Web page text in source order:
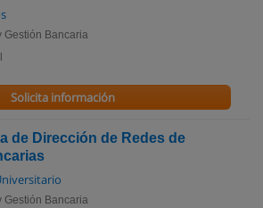
Gestión Bancaria
Solicita información
de Dirección de Redes de
Gestión Bancaria